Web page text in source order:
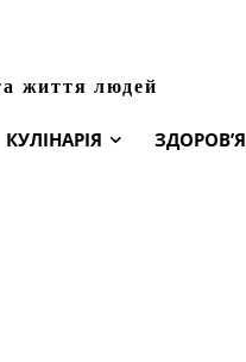
життя людей
КУЛІНАРІЯ ЗДОРОВ’Я